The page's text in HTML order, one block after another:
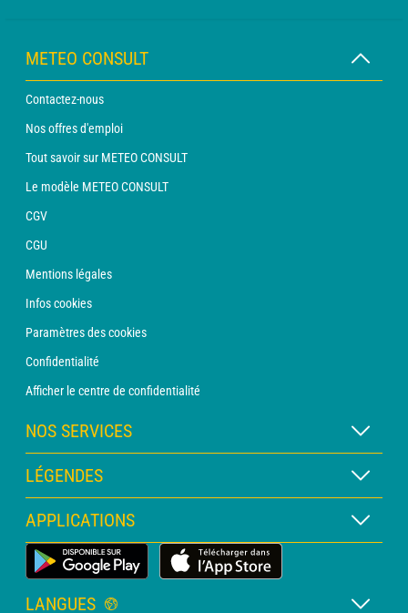
METEO CONSULT
Contactez-nous
Nos offres d'emploi
Tout savoir sur METEO CONSULT
Le modèle METEO CONSULT
CGV
CGU
Mentions légales
Infos cookies
Paramètres des cookies
Confidentialité
Afficher le centre de confidentialité
NOS SERVICES
Abonnement METEO Xpert
Abonnement METEO PRO
Consultation avec un prévisionniste
Bulletin PRO
LÉGENDES
Légende des cartes
Légende des pictogrammes
Glossaire
APPLICATIONS
Application Météo Terrestre
LANGUES